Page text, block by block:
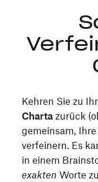
Kehren Sie zu
Charta zurück
gemeinsam,
verfeinern. Es
in einem
exakten Worte